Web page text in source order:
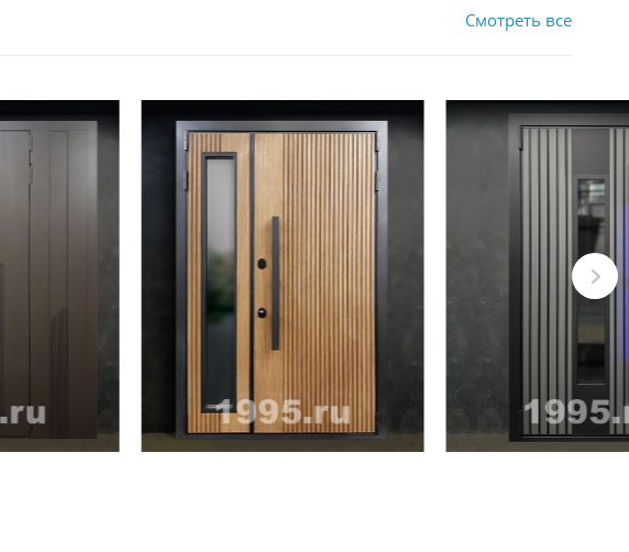
Смотреть все